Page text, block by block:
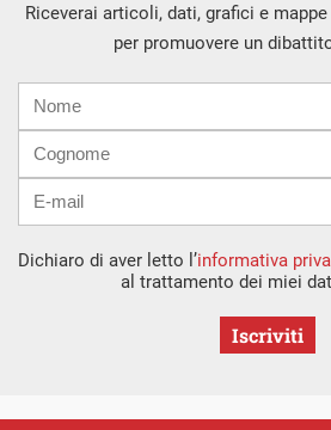
Riceverai articoli, dati, grafici e
per promuovere un
mail
Dichiaro di aver letto l’informativa
al trattamento dei miei
Iscriviti